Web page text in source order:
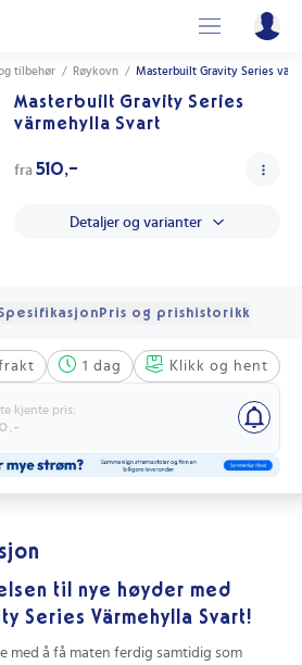
tilbehør / Røykovn / Masterbuilt Gravity Series
Masterbuilt Gravity Series
värmehylla Svart
fra 510,-
Detaljer og varianter
Pris og prishistorikk
1 dag Klikk og hent
kjente pris:
til nye høyder med
Series Värmehylla Svart!
med å få maten ferdig samtidig som